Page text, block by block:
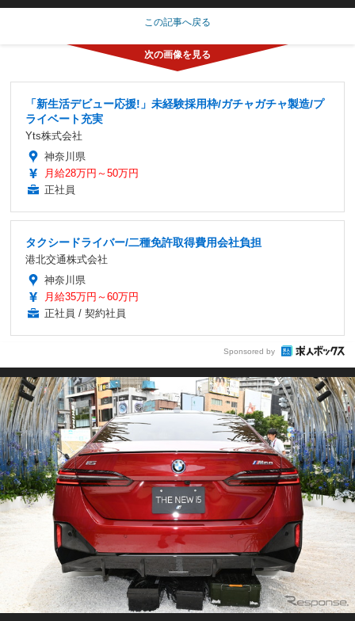
この記事へ戻る
「新生活デビュー応援!」未経験採用枠/ガチャガチャ製造/プ
ライベート充実
Yts株式会社
神奈川県
月給28万円～50万円
正社員
タクシードライバー/二種免許取得費用会社負担
港北交通株式会社
神奈川県
月給35万円～60万円
正社員 / 契約社員
Sponsored by